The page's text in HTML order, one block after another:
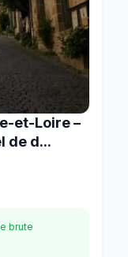
et-Loire –
de d...
brute